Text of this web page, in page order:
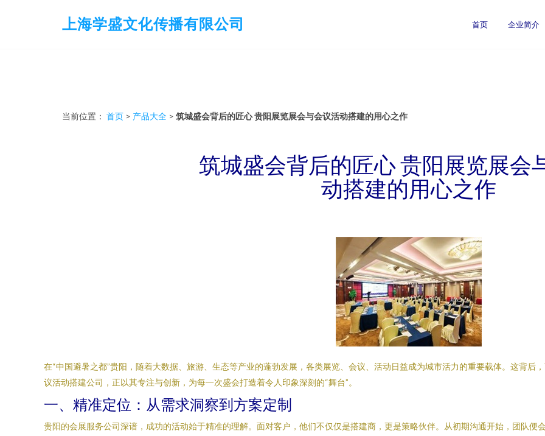
上海学盛文化传播有限公司 首页 企业简介
当前位置： 首页 > 产品大全 > 筑城盛会背后的匠心 贵阳展览展会与会议活动搭建的用心之作
筑城盛会背后的匠心 贵阳展览展会
动搭建的用心之作
在“中国避暑之都”贵阳，随着大数据、旅游、生态等产业的蓬勃发展，各类展览、会议、活动日益成为城市活力的重要载体。这背
议活动搭建公司，正以其专注与创新，为每一次盛会打造着令人印象深刻的“舞台”。
一、精准定位：从需求洞察到方案定制
贵阳的会展服务公司深谙，成功的活动始于精准的理解。面对客户，他们不仅仅是搭建商，更是策略伙伴。从初期沟通开始，团队便